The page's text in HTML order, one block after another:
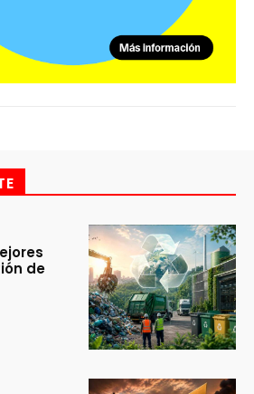
de